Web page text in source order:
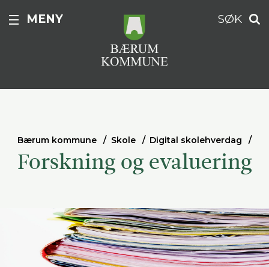
MENY SØK
Bærum kommune Skole Digital skolehverdag
Forskning og evaluering